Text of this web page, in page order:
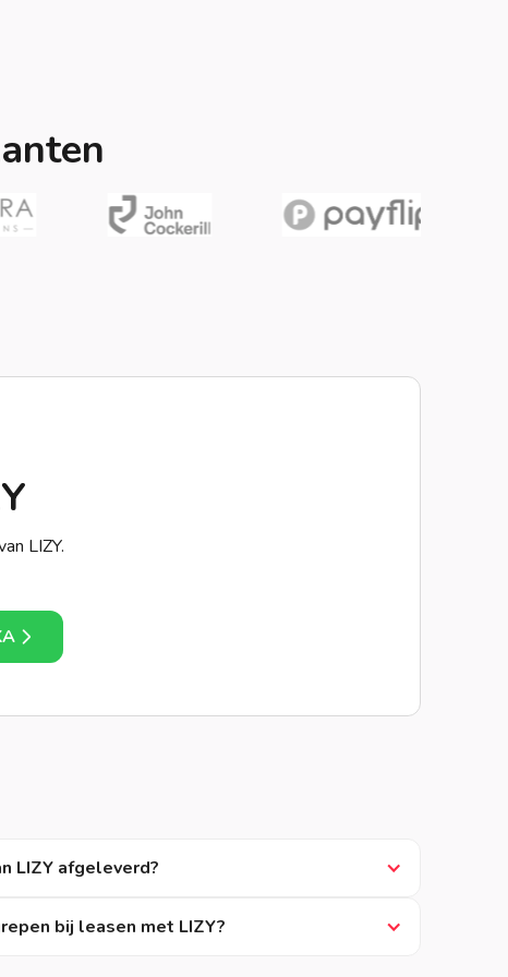
LIZY.
LIZY afgeleverd?
bij leasen met LIZY?